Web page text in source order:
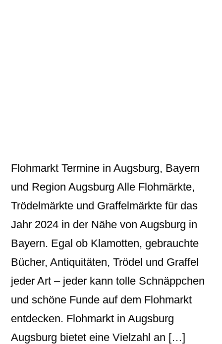
Flohmarkt Termine in Augsburg, Bayern
und Region Augsburg Alle Flohmärkte,
Trödelmärkte und Graffelmärkte für das
Jahr 2024 in der Nähe von Augsburg in
Bayern. Egal ob Klamotten, gebrauchte
Bücher, Antiquitäten, Trödel und Graffel
jeder Art – jeder kann tolle Schnäppchen
und schöne Funde auf dem Flohmarkt
entdecken. Flohmarkt in Augsburg
Augsburg bietet eine Vielzahl an […]